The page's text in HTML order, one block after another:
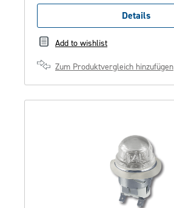
Details
Add to wishlist
Zum Produktvergleich hinzufügen